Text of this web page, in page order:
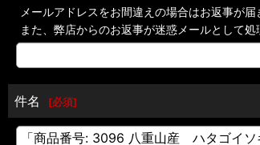
メールアドレスをお間違えの場合はお返事が届
また、弊店からのお返事が迷惑メールとして
件名 [必須]